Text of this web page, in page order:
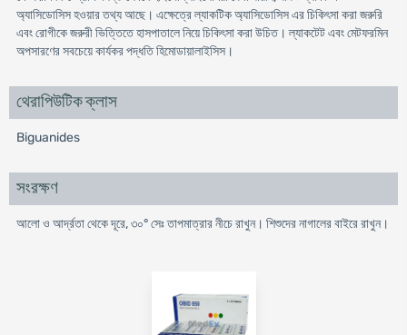
অ্যাসিডোসিস হওয়ার তথ্য আছে। এক্ষেত্রে ল্যাকটিক অ্যাসিডোসিস এর চিকিৎসা করা জরুরি
এবং রোগীকে জরুরী ভিত্তিতে হাসপাতালে নিয়ে চিকিৎসা করা উচিত। ল্যাকটেট এবং মেটফরমিন
অপসারণের সবচেয়ে কার্যকর পদ্ধতি হিমোডায়ালাইসিস।
থেরাপিউটিক ক্লাস
Biguanides
সংরক্ষণ
আলো ও আর্দ্রতা থেকে দূরে, ৩০° সেঃ তাপমাত্রার নীচে রাখুন। শিশুদের নাগালের বাইরে রাখুন।